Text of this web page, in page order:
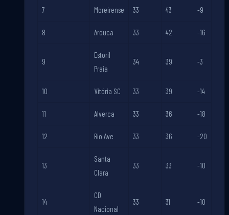
7 Moreirense 33 43 -9
8 Arouca 33 42 -16
9
Estoril
Praia
34 39 -3
10 Vitória SC 33 39 -14
11 Alverca 33 36 -18
12 Rio Ave 33 36 -20
13
Santa
Clara
33 33 -10
14
CD
Nacional
33 31 -10